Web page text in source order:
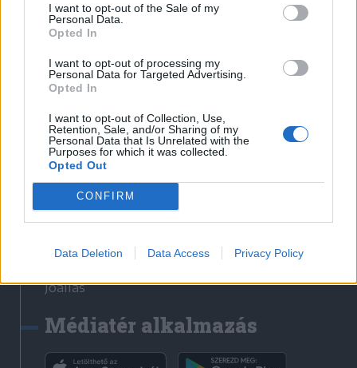
I want to opt-out of the Sale of my
Personal Data.
Opted In
I want to opt-out of processing my
Personal Data for Targeted Advertising.
Opted In
I want to opt-out of Collection, Use,
Retention, Sale, and/or Sharing of my
Personal Data that Is Unrelated with the
Purposes for which it was collected.
Opted Out
CONFIRM
Data Deletion Data Access Privacy Policy
Sütibeállítások
Médiatér
Székely Sport
Liget
Bihari Napló
Erdélyi Napló
Főtér
Jóállás
Médiatér alkalmazás